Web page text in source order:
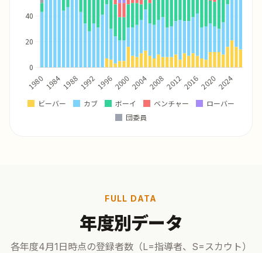
FULL DATA
年度別データ
各年度4月1日時点の登録者数（L=指導者、S=スカウト）